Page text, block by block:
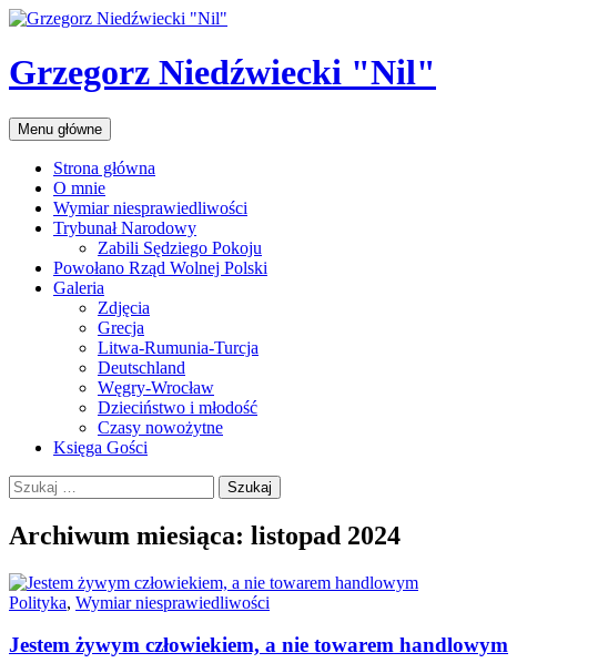
Przejdź
treści
Grzegorz Niedźwiecki "Nil"
Szukaj
Menu główne
Strona główna
O mnie
Wymiar niesprawiedliwości
Trybunał Narodowy
Zabili Sędziego Pokoju
Powołano Rząd Wolnej Polski
Galeria
Zdjęcia
Grecja
Litwa-Rumunia-Turcja
Deutschland
Węgry-Wrocław
Dzieciństwo i młodość
Czasy nowożytne
Księga Gości
Szukaj:
Archiwum miesiąca: listopad 2024
Polityka, Wymiar niesprawiedliwości
Jestem żywym człowiekiem, a nie towarem handlowym